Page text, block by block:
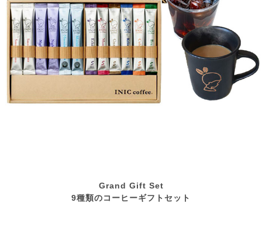
Grand Gift Set
9種類のコーヒーギフトセット